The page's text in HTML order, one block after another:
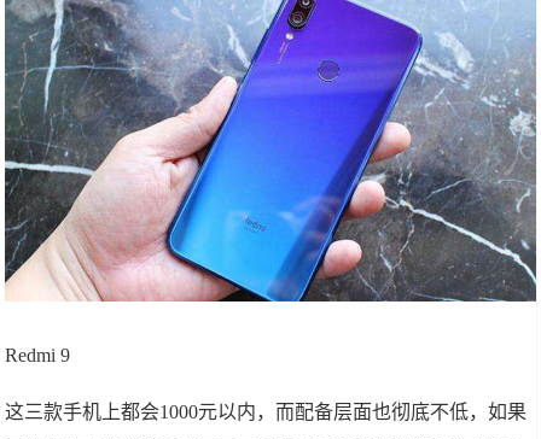
Redmi 9
这三款手机上都会1000元以内，而配备层面也彻底不低，如果